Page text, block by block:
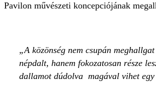
Pavilon művészeti koncepciójának
A közönség nem csupán
népdalt, hanem fokozatosan része
dallamot dúdolva magával vihet